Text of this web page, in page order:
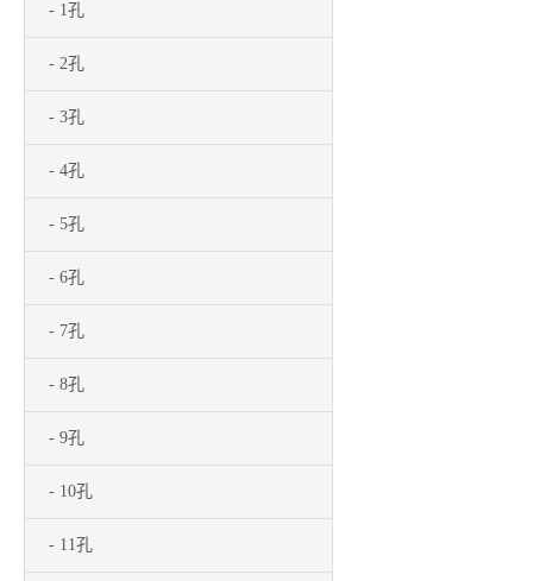
- 1孔
- 2孔
- 3孔
- 4孔
- 5孔
- 6孔
- 7孔
- 8孔
- 9孔
- 10孔
- 11孔